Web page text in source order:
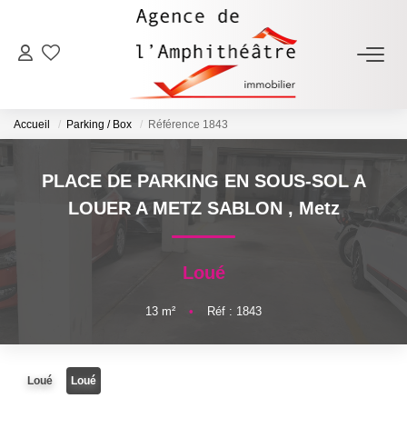
ACHETER
ESTIMER
NOTRE AGENCE
Accueil Parking / Box Référence 1843
PLACE DE PARKING EN SOUS-SOL A
LOUER A METZ SABLON , Metz
Loué
13 m² • Réf : 1843
Loué Loué